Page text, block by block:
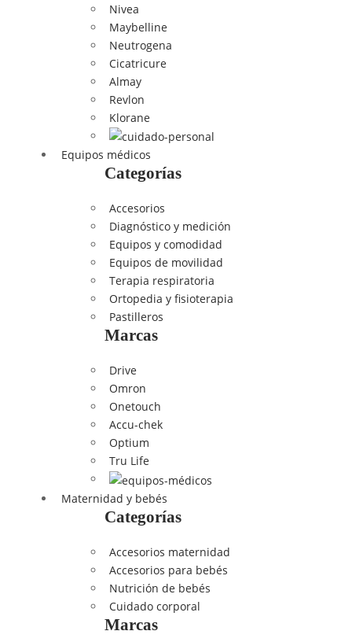
Nivea
Maybelline
Neutrogena
Cicatricure
Almay
Revlon
Klorane
Equipos médicos
Categorías
Accesorios
Diagnóstico y medición
Equipos y comodidad
Equipos de movilidad
Terapia respiratoria
Ortopedia y fisioterapia
Pastilleros
Marcas
Drive
Omron
Onetouch
Accu-chek
Optium
Tru Life
Maternidad y bebés
Categorías
Accesorios maternidad
Accesorios para bebés
Nutrición de bebés
Cuidado corporal
Marcas